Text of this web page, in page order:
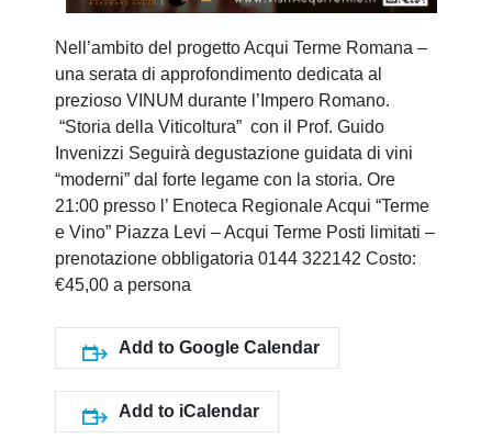
Nell’ambito del progetto Acqui Terme Romana –
una serata di approfondimento dedicata al
prezioso VINUM durante l’Impero Romano.
“Storia della Viticoltura” con il Prof. Guido
Invenizzi Seguirà degustazione guidata di vini
“moderni” dal forte legame con la storia. Ore
21:00 presso l’ Enoteca Regionale Acqui “Terme
e Vino” Piazza Levi – Acqui Terme Posti limitati –
prenotazione obbligatoria 0144 322142 Costo:
€45,00 a persona
Add to Google Calendar
Add to iCalendar